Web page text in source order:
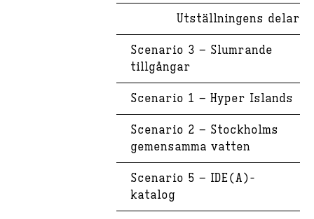
Utställningens delar
Scenario 3 – Slumrande
tillgångar
Scenario 1 – Hyper Islands
Scenario 2 – Stockholms
gemensamma vatten
Scenario 5 – IDE(A)-
katalog